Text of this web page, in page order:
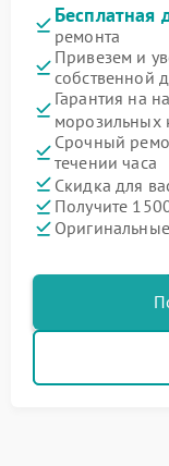
Бесплатная
ремонта
Привезем и
собственной
Гарантия на
морозильных
Срочный
течении часа
Скидка для
Получите